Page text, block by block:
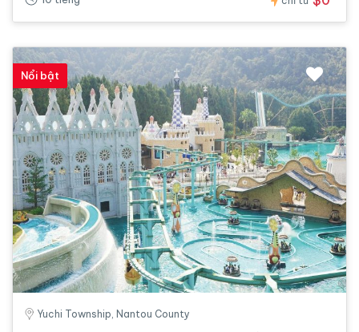
Nổi bật
Yuchi Township, Nantou County